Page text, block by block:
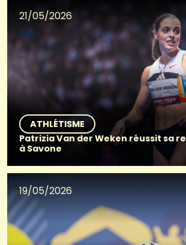
21/05/2026
ATHLÉTISME
Patrizia Van der Weken réussit sa
à Savone
19/05/2026